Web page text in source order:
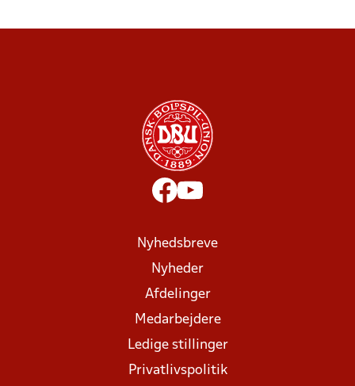
Nyhedsbreve
Nyheder
Afdelinger
Medarbejdere
Ledige stillinger
Privatlivspolitik